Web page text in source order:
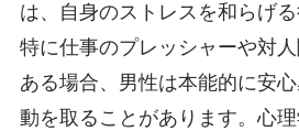
は、自身のストレスを和らげる
特に仕事のプレッシャーや対
ある場合、男性は本能的に安
動を取ることがあります。心